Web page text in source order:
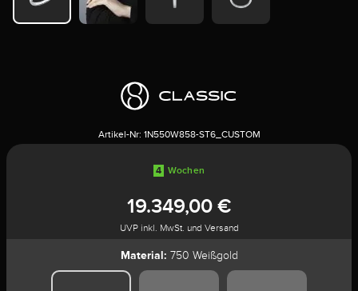
Artikel-Nr: 1N550W858-ST6_CUSTOM
4 Wochen
19.349,00 €
UVP inkl. MwSt. und Versand
Material: 750 Weißgold